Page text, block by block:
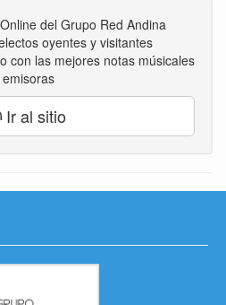
del Grupo Red Andina
oyentes y visitantes
con las mejores notas músicales
Ir al sitio